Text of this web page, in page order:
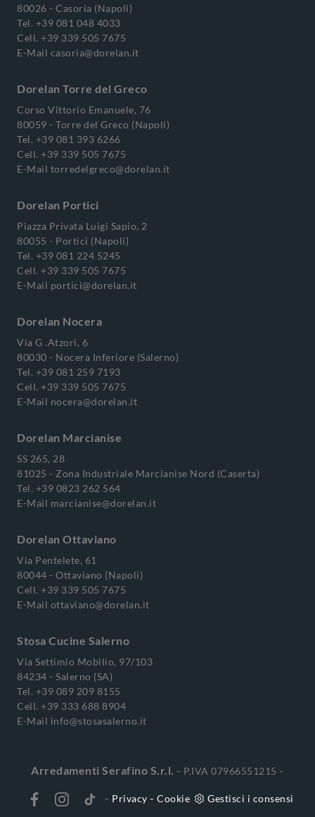
80026 - Casoria (Napoli)
Tel. +39 081 048 4033
Cell. +39 339 505 7675
E-Mail casoria@dorelan.it
Dorelan Torre del Greco
Corso Vittorio Emanuele, 76
80059 - Torre del Greco (Napoli)
Tel. +39 081 393 6266
Cell. +39 339 505 7675
E-Mail torredelgreco@dorelan.it
Dorelan Portici
Piazza Privata Luigi Sapio, 2
80055 - Portici (Napoli)
Tel. +39 081 224 5245
Cell. +39 339 505 7675
E-Mail portici@dorelan.it
Dorelan Nocera
Via G .Atzori, 6
80030 - Nocera Inferiore (Salerno)
Tel. +39 081 259 7193
Cell. +39 339 505 7675
E-Mail nocera@dorelan.it
Dorelan Marcianise
SS 265, 28
81025 - Zona Industriale Marcianise Nord (Caserta)
Tel. +39 0823 262 564
E-Mail marcianise@dorelan.it
Dorelan Ottaviano
Via Pentelete, 61
80044 - Ottaviano (Napoli)
Cell. +39 339 505 7675
E-Mail ottaviano@dorelan.it
Stosa Cucine Salerno
Via Settimio Mobilio, 97/103
84234 - Salerno (SA)
Tel. +39 089 209 8155
Cell. +39 333 688 8904
E-Mail info@stosasalerno.it
Arredamenti Serafino S.r.l. - P.IVA 07966551215 -
- Privacy - Cookie Gestisci i consensi